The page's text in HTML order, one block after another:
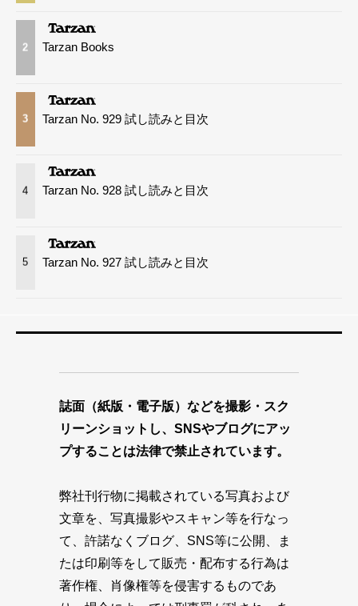
2 Tarzan Books
3 Tarzan No. 929 試し読みと目次
4 Tarzan No. 928 試し読みと目次
5 Tarzan No. 927 試し読みと目次
誌面（紙版・電子版）などを撮影・スク
リーンショットし、SNSやブログにアッ
プすることは法律で禁止されています。
弊社刊行物に掲載されている写真および
文章を、写真撮影やスキャン等を行なっ
て、許諾なくブログ、SNS等に公開、ま
たは印刷等をして販売・配布する行為は
著作権、肖像権等を侵害するものであ